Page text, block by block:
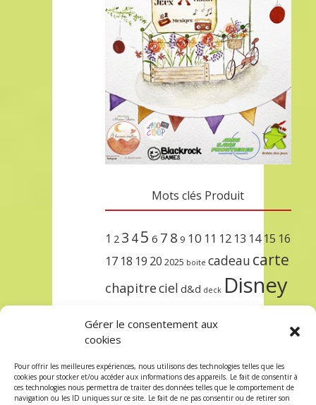
Gérer le consentement aux
cookies
Pour offrir les meilleures expériences, nous utilisons des technologies telles que les
cookies pour stocker et/ou accéder aux informations des appareils. Le fait de consentir à
ces technologies nous permettra de traiter des données telles que le comportement de
navigation ou les ID uniques sur ce site. Le fait de ne pas consentir ou de retirer son
Mots clés Produit
1 2 3 45 6 7 8 9 10 11 12 13 14 15 16
17 18 19 20 2025 boite cadeau carte
chapitreciel d&d deck Disney
lorcana
protègeprécommandesetsleeve
terre trois unlockursula étincelant